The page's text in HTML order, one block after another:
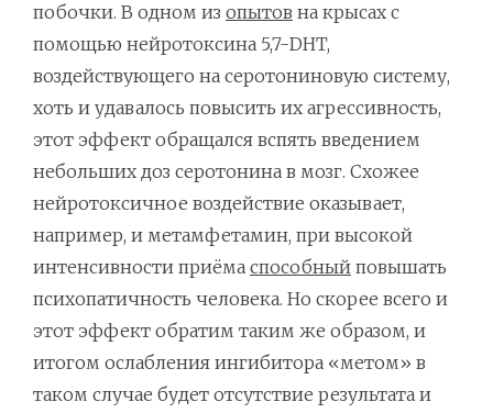
побочки. В одном из опытов на крысах с
помощью нейротоксина 5,7-DHT,
воздействующего на серотониновую систему,
хоть и удавалось повысить их агрессивность,
этот эффект обращался вспять введением
небольших доз серотонина в мозг. Схожее
нейротоксичное воздействие оказывает,
например, и метамфетамин, при высокой
интенсивности приёма способный повышать
психопатичность человека. Но скорее всего и
этот эффект обратим таким же образом, и
итогом ослабления ингибитора «метом» в
таком случае будет отсутствие результата и